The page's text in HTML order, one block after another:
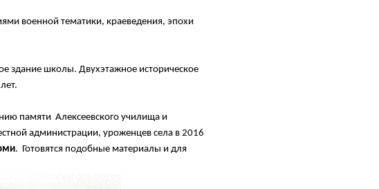
военной тематики, краеведения, эпохи
здание школы. Двухэтажное историческое
памяти Алексеевского училища и
администрации, уроженцев села в 2016
. Готовятся подобные материалы и для